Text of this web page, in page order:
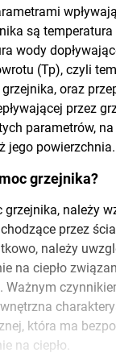
są
wody
(Tp), czyli
oraz
przez
parametrów,
jego powierzchnia.
grzejnika?
grzejnika, należy
przez
należy
na ciepło
Ważnym
która ma
na ciepło.